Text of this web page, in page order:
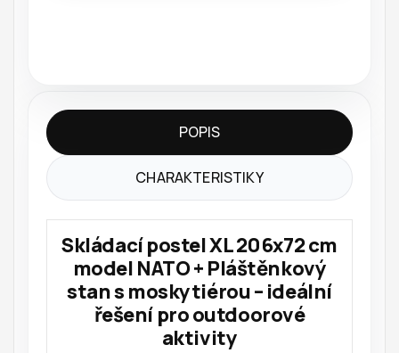
POPIS
CHARAKTERISTIKY
Skládací postel XL 206x72 cm
model NATO + Pláštěnkový
stan s moskytiérou – ideální
řešení pro outdoorové
aktivity